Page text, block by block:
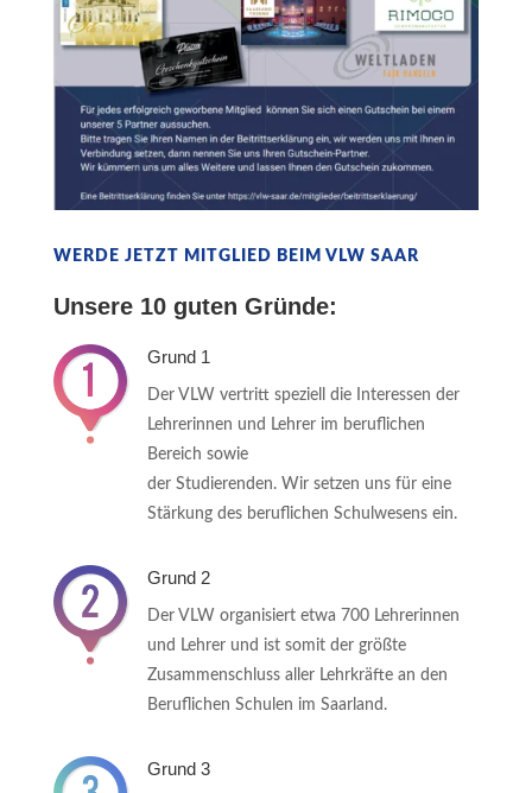
WERDE JETZT MITGLIED BEIM VLW SAAR
Unsere 10 guten Gründe:
Grund 1
Der VLW vertritt speziell die Interessen der
Lehrerinnen und Lehrer im beruflichen
Bereich sowie
der Studierenden. Wir setzen uns für eine
Stärkung des beruflichen Schulwesens ein.
Grund 2
Der VLW organisiert etwa 700 Lehrerinnen
und Lehrer und ist somit der größte
Zusammenschluss aller Lehrkräfte an den
Beruflichen Schulen im Saarland.
Grund 3